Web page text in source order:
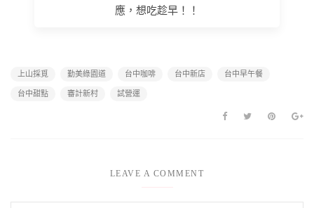
應，想吃趁早！！
上山採覓 勤美綠園道 台中咖啡 台中新店 台中早午餐
台中甜點 審計新村 試營運
LEAVE A COMMENT